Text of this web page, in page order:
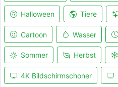
Halloween Tiere
Cartoon Wasser
Sommer Herbst
4K Bildschirmschoner